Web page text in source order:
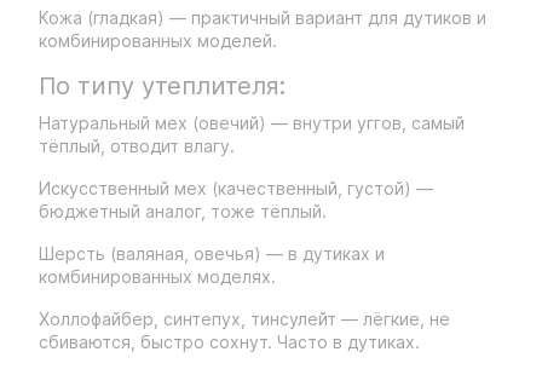
Кожа (гладкая) — практичный вариант для дутиков и
комбинированных моделей.
По типу утеплителя:
Натуральный мех (овечий) — внутри уггов, самый
тёплый, отводит влагу.
Искусственный мех (качественный, густой) —
бюджетный аналог, тоже тёплый.
Шерсть (валяная, овечья) — в дутиках и
комбинированных моделях.
Холлофайбер, синтепух, тинсулейт — лёгкие, не
сбиваются, быстро сохнут. Часто в дутиках.